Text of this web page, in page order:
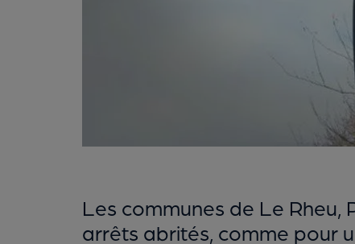
Les communes de Le
arrêts abrités, comme pour